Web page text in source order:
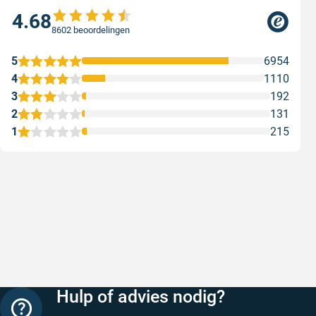
4.688602 beoordelingen
1 215
2 131
3 192
4 1110
5 6954
Hulp of advies nodig?